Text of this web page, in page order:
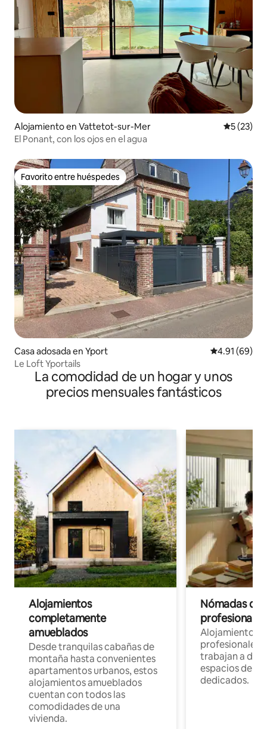
Alojamiento en Vattetot-sur-Mer
5 (23)
El Ponant, con los ojos en el agua
Favorito entre huéspedes
Favorito entre huéspedes
Casa adosada en Yport Calificación
4.91 (69)
Le Loft Yportails
La comodidad de un hogar y unos
precios mensuales fantásticos
Alojamientos
completamente
amueblados
Desde tranquilas cabañas de
montaña hasta convenientes
apartamentos urbanos, estos
alojamientos amueblados
cuentan con todos las
comodidades de una
vivienda.
Nómadas
Alojamientos
profesionales
trabajan a
espacios de
dedicados.